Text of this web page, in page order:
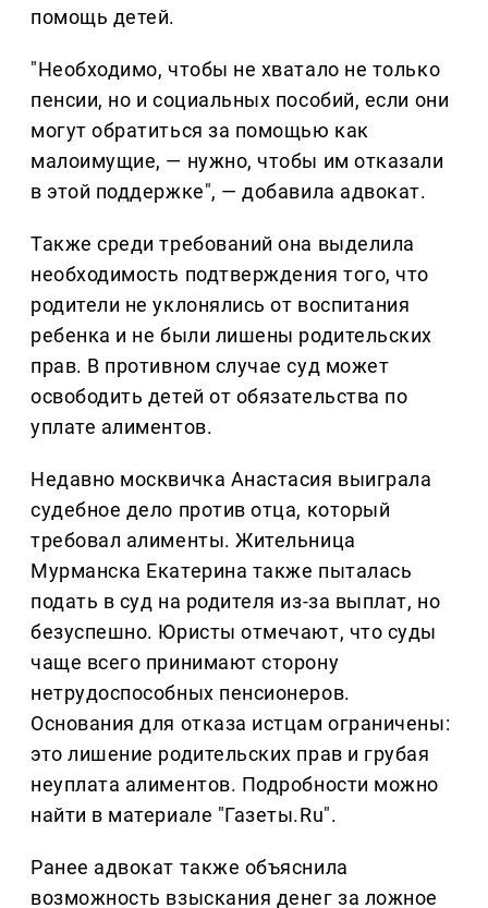
помощь детей.
"Необходимо, чтобы не хватало не только
пенсии, но и социальных пособий, если они
могут обратиться за помощью как
малоимущие, — нужно, чтобы им отказали
в этой поддержке", — добавила адвокат.
Также среди требований она выделила
необходимость подтверждения того, что
родители не уклонялись от воспитания
ребенка и не были лишены родительских
прав. В противном случае суд может
освободить детей от обязательства по
уплате алиментов.
Недавно москвичка Анастасия выиграла
судебное дело против отца, который
требовал алименты. Жительница
Мурманска Екатерина также пыталась
подать в суд на родителя из-за выплат, но
безуспешно. Юристы отмечают, что суды
чаще всего принимают сторону
нетрудоспособных пенсионеров.
Основания для отказа истцам ограничены:
это лишение родительских прав и грубая
неуплата алиментов. Подробности можно
найти в материале "Газеты.Ru".
Ранее адвокат также объяснила
возможность взыскания денег за ложное